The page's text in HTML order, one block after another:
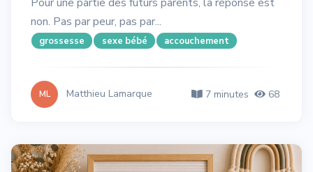
non. Pas par peur, pas par...
grossesse sexe bébé accouchement
ML Matthieu Lamarque 7 minutes 68